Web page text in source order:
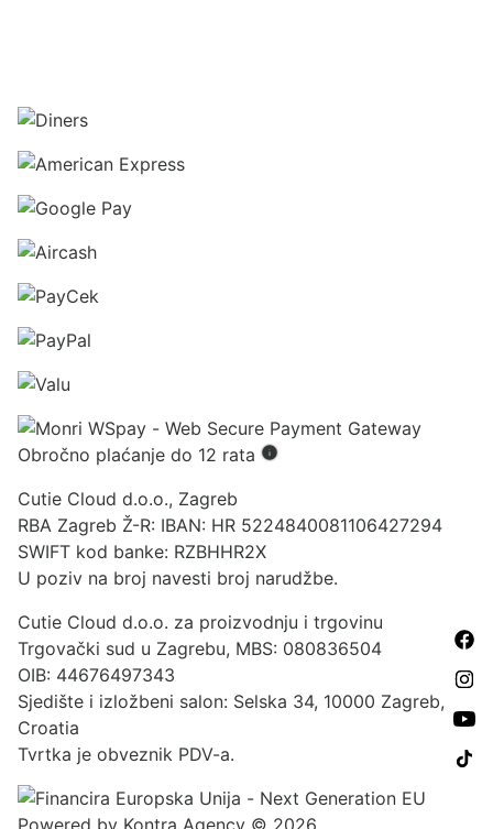
Obročno plaćanje do 12 rata
Cutie Cloud d.o.o., Zagreb
RBA Zagreb Ž-R: IBAN: HR 5224840081106427294
SWIFT kod banke: RZBHHR2X
U poziv na broj navesti broj narudžbe.
Cutie Cloud d.o.o. za proizvodnju i trgovinu
Trgovački sud u Zagrebu, MBS: 080836504
OIB: 44676497343
Sjedište i izložbeni salon: Selska 34, 10000 Zagreb,
Croatia
Tvrtka je obveznik PDV-a.
Powered by Kontra Agency © 2026